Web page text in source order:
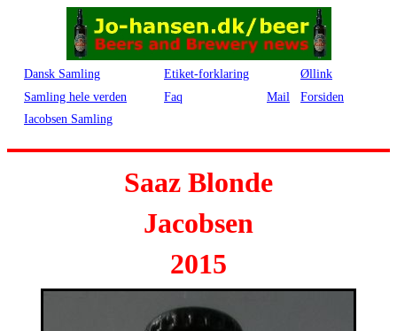
Dansk Samling Etiket-forklaring
Øllink
Samling hele verden
Faq Mail
Forsiden
Iacobsen Samling
Saaz Blonde
Jacobsen
2015